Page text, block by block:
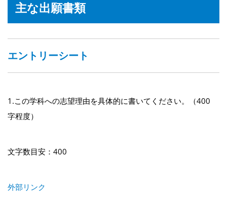
主な出願書類
エントリーシート
1.この学科への志望理由を具体的に書いてください。（400
字程度）
文字数目安：400
外部リンク